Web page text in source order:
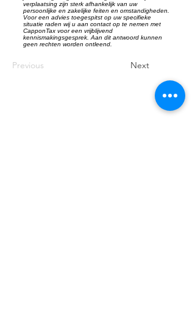
verplaatsing zijn sterk afhankelijk van uw
persoonlijke en zakelijke feiten en omstandigheden.
Voor een advies toegespitst op uw specifieke
situatie raden wij u aan contact op te nemen met
CapponTax voor een vrijblijvend
kennismakingsgesprek. Aan dit antwoord kunnen
geen rechten worden ontleend.
Previous Next